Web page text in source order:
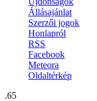
Állásajánlat
Szerzői jogok
Honlapról
RSS
Facebook
Meteora
Oldaltérkép
.65